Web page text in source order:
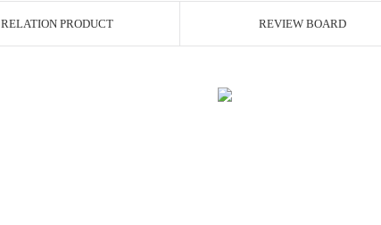
RELATION PRODUCT REVIEW BOARD